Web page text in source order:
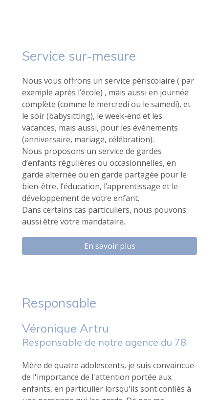
Service sur-mesure
Nous vous offrons un service périscolaire ( par
exemple après l’école) , mais aussi en journée
complète (comme le mercredi ou le samedi), et
le soir (babysitting), le week-end et les
vacances, mais aussi, pour les événements
(anniversaire, mariage, célébration).
Nous proposons un service de gardes
d’enfants régulières ou occasionnelles, en
garde alternée ou en garde partagée pour le
bien-être, l’éducation, l’apprentissage et le
développement de votre enfant.
Dans certains cas particuliers, nous pouvons
aussi être votre mandataire.
En savoir plus
Responsable
Véronique Artru
Responsable de notre agence du 78
Mère de quatre adolescents, je suis convaincue
de l'importance de l'attention portée aux
enfants, en particulier lorsqu'ils sont confiés à